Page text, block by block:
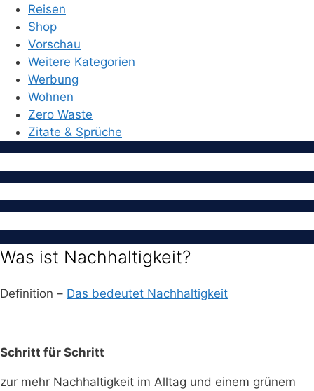
Reisen
Shop
Vorschau
Weitere Kategorien
Werbung
Wohnen
Zero Waste
Zitate & Sprüche
Was ist Nachhaltigkeit?
Definition – Das bedeutet Nachhaltigkeit
Schritt für Schritt
zur mehr Nachhaltigkeit im Alltag und einem grünem